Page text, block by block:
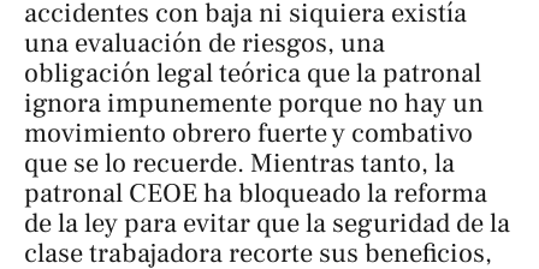
accidentes con baja ni siquiera existía
una evaluación de riesgos, una
obligación legal teórica que la patronal
ignora impunemente porque no hay un
movimiento obrero fuerte y combativo
que se lo recuerde. Mientras tanto, la
patronal CEOE ha bloqueado la reforma
de la ley para evitar que la seguridad de la
clase trabajadora recorte sus beneficios,